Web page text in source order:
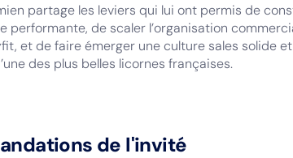
partage les leviers qui lui ont permis de
performante, de scaler l’organisation
et de faire émerger une culture sales solide et
des plus belles licornes françaises.
de l'invité